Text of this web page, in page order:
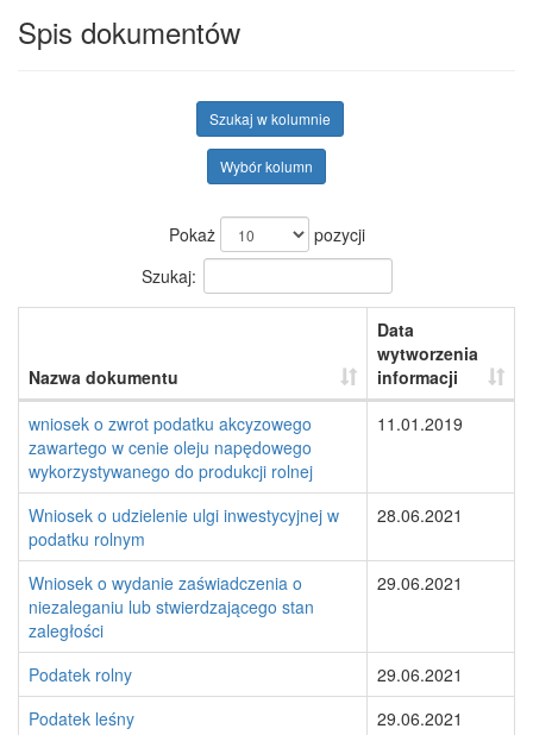
Spis dokumentów
Szukaj w kolumnie
Wybór kolumn
Pokaż
pozycji
Szukaj:
Nazwa dokumentu
Data
wytworzenia
informacji
wniosek o zwrot podatku akcyzowego
zawartego w cenie oleju napędowego
wykorzystywanego do produkcji rolnej
11.01.2019
Wniosek o udzielenie ulgi inwestycyjnej w
podatku rolnym
28.06.2021
Wniosek o wydanie zaświadczenia o
niezaleganiu lub stwierdzającego stan
zaległości
29.06.2021
Podatek rolny
29.06.2021
Podatek leśny
29.06.2021